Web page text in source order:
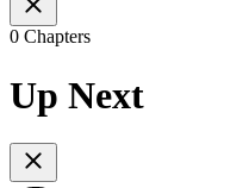
0 Chapters
Up Next